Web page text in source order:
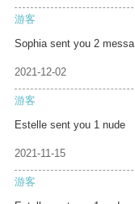
游客
Sophia sent you 2 messa
2021-12-02
游客
Estelle sent you 1 nude
2021-11-15
游客